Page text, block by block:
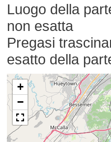
Luogo della
non esatta
Pregasi
esatto della
+
−